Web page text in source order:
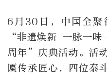
6月30日，中国全聚
“非遗焕新 一脉一
周年”庆典活动。活
匾传承匠心，四位泰